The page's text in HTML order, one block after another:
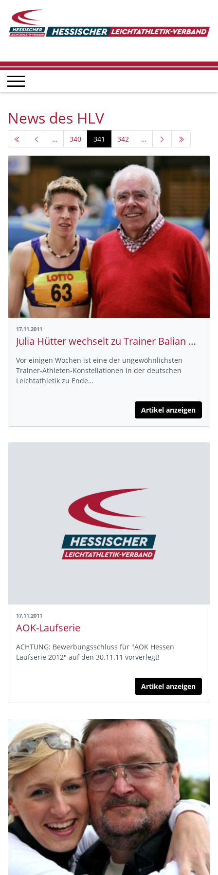
News des HLV
… 340 341 342 …
17.11.2011
Julia Hütter wechselt zu Trainer Balian Buschbaum
Vor einigen Wochen ist eine der ungewöhnlichsten
Trainer-Athleten-Konstellationen in der deutschen
Leichtathletik zu Ende…
Artikel anzeigen
17.11.2011
AOK-Laufserie
ACHTUNG: Bewerbungsschluss für "AOK Hessen
Laufserie 2012" auf den 30.11.11 vorverlegt!
Artikel anzeigen